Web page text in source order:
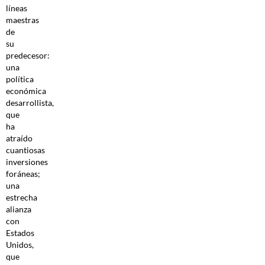
líneas
maestras
de
su
predecesor:
una
política
económica
desarrollista,
que
ha
atraído
cuantiosas
inversiones
foráneas;
una
estrecha
alianza
con
Estados
Unidos,
que